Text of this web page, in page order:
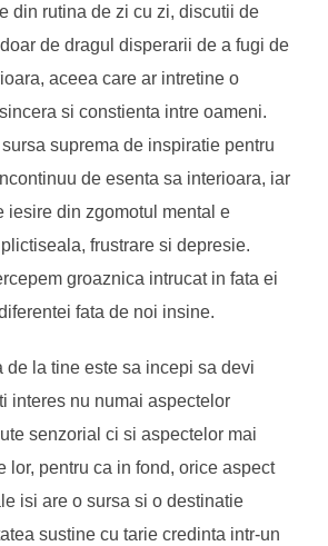
din rutina de zi cu zi, discutii de
de dragul disperarii de a fugi de
aceea care ar intretine o
si constienta intre oameni.
suprema de inspiratie pentru
de esenta sa interioara, iar
iesire din zgomotul mental e
frustrare si depresie.
groaznica intrucat in fata ei
fata de noi insine.
de la tine este sa incepi sa devi
interes nu numai aspectelor
senzorial ci si aspectelor mai
lor, pentru ca in fond, orice aspect
isi are o sursa si o destinatie
sustine cu tarie credinta intr-un